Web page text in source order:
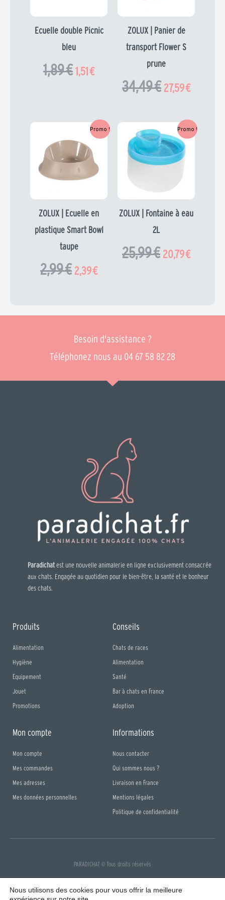
Ecuelle double Picnic
bleu
1,89€ 1,51€
ZOLUX | Panier de
transport Flower S
prune
34,49€ 27,59€
Promo !
ZOLUX | Ecuelle en
plastique Smart Bowl
taupe
2,99€
prix
initial
était :
2,39€
Le
est :
Promo !
ZOLUX | Fontaine à eau
2L
25,99€
prix
initial
25,99 €.
20,79€
Le
Besoin d'assistance ?
Téléphonez nous au 04 67 58 82 28
Paradichatest une nouvelle animalerie en ligne exclusivement consacrée
aux chats. Engagée au quotidien pour le bien-être, la santé et le bonheur
des chats.
Produits
Alimentation
Hygiène
Equipement
Jouet
Promotions
Conseils
Chats de races
Alimentation
Santé
Bar à chats en France
Adoption
Mon compte
Mon compte
Mes commandes
Mes adresses
Mes données personnelles
Informations
Nous contacter
Qui sommes nous ?
Livraison en France
Mentions légales
Politique de confidentialité
PARADICHAT © Tous droits réservés
F
c
I
s
Nous utilisons des cookies pour vous offrir la meilleure